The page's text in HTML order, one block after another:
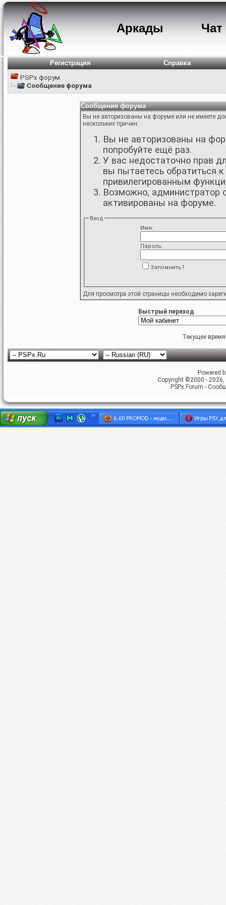
Аркады Чат
Регистрация
Справка
PSPx форум
Сообщение форума
Сообщение форума
Вы не авторизованы на форуме или не имеете
нескольких причин:
Вы не авторизованы на
попробуйте ещё раз.
У вас недостаточно прав
вы пытаетесь обратиться
привилегированным
Возможно, администратор
активированы на форуме.
Вход
Имя:
Пароль:
Запомнить?
Для просмотра этой страницы необходимо
Быстрый переход
Текущее
Powered
Copyright ©2000 -
PSPx Forum -